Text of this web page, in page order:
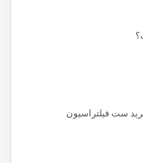
ست فیلتراسیون